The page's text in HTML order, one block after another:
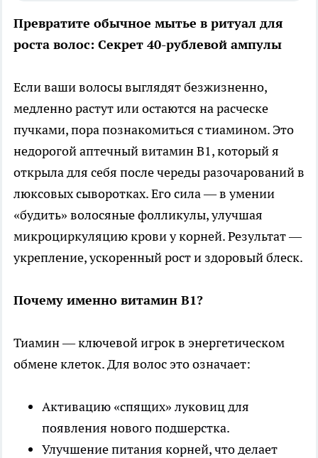
Превратите обычное мытье в ритуал для
роста волос: Секрет 40-рублевой ампулы
Если ваши волосы выглядят безжизненно,
медленно растут или остаются на расческе
пучками, пора познакомиться с тиамином. Это
недорогой аптечный витамин В1, который я
открыла для себя после череды разочарований в
люксовых сыворотках. Его сила — в умении
«будить» волосяные фолликулы, улучшая
микроциркуляцию крови у корней. Результат —
укрепление, ускоренный рост и здоровый блеск.
Почему именно витамин В1?
Тиамин — ключевой игрок в энергетическом
обмене клеток. Для волос это означает:
Активацию «спящих» луковиц для
появления нового подшерстка.
Улучшение питания корней, что делает